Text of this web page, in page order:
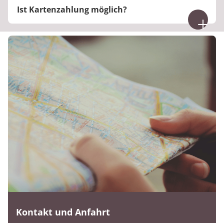
Innenstadt.
Ist Kartenzahlung möglich?
Ja, an der Rezeption ist Kartenzahlung möglich.
Kontakt und Anfahrt